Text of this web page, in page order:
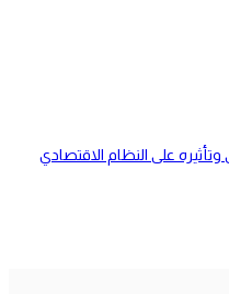
على النظام الاقتصادي